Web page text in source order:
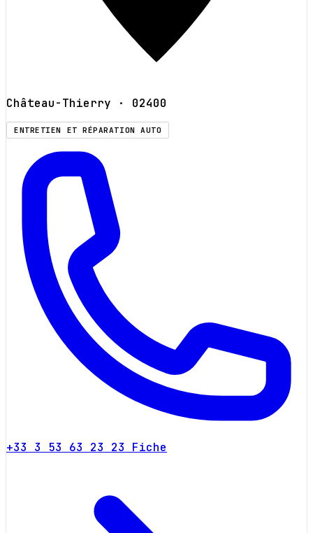
Château-Thierry · 02400
ENTRETIEN ET RÉPARATION AUTO
+33 3 53 63 23 23 Fiche